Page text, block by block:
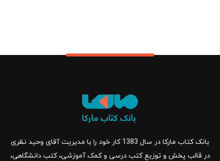
بانک کتاب مارکا در سال 1383 کار خود را با مدیریت آقای وحید نظری
در قالب پخش و توزیع کتب درسی و کمک آموزشی، کتب دانشگاهی،